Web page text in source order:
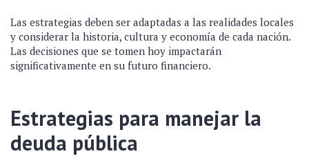
Las estrategias deben ser adaptadas a las realidades locales
y considerar la historia, cultura y economía de cada nación.
Las decisiones que se tomen hoy impactarán
significativamente en su futuro financiero.
Estrategias para manejar la
deuda pública